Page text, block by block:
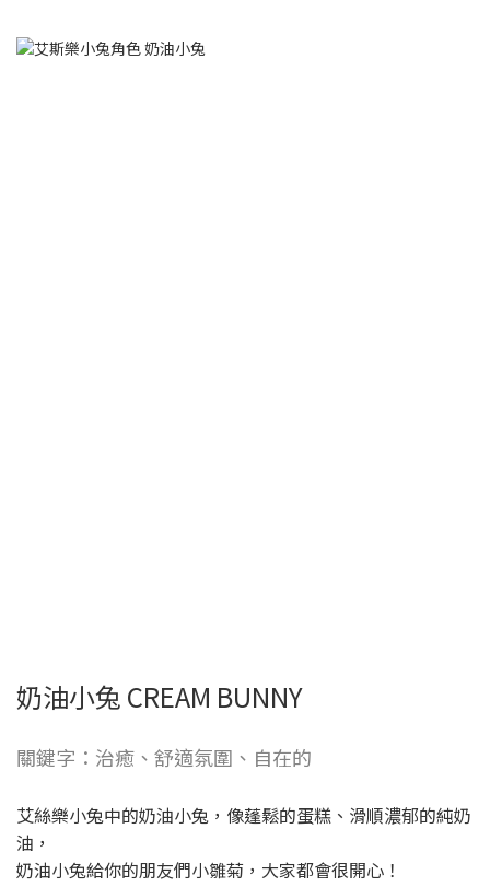
奶油小兔 CREAM BUNNY
關鍵字：治癒、舒適氛圍、自在的
艾絲樂小兔中的奶油小兔，像蓬鬆的蛋糕、滑順濃郁的純奶
油，
奶油小兔給你的朋友們小雛菊，大家都會很開心！